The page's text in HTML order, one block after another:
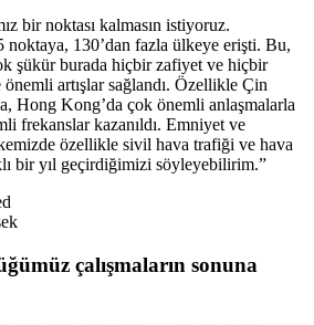
bir noktası kalmasın istiyoruz.
noktaya, 130’dan fazla ülkeye erişti. Bu,
şükür burada hiçbir zafiyet ve hiçbir
önemli artışlar sağlandı. Özellikle Çin
Hong Kong’da çok önemli anlaşmalarla
frekanslar kazanıldı. Emniyet ve
özellikle sivil hava trafiği ve hava
bir yıl geçirdiğimizi söyleyebilirim.”
çalışmaların sonuna